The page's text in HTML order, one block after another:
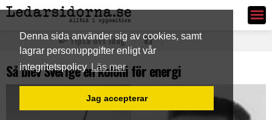
Denna sida använder sig av cookies, samt
lagrar personuppgifter enligt vår
integritetspolicy Läs mer
Jag accepterar
Ledarsidorna.se
Tipsa oss idag
Så blev Sverige en koloni för energi